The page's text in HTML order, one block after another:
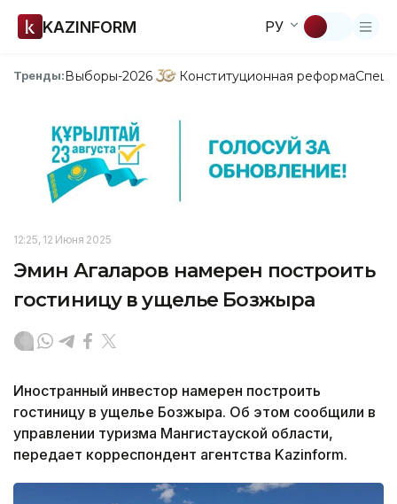
KAZINFORM РУ
Тренды:Выборы-2026 Конституционная реформа
12:25, 12 Июня 2025
Эмин Агаларов намерен построить
гостиницу в ущелье Бозжыра
Иностранный инвестор намерен построить
гостиницу в ущелье Бозжыра. Об этом сообщили в
управлении туризма Мангистауской области,
передает корреспондент агентства Kazinform.